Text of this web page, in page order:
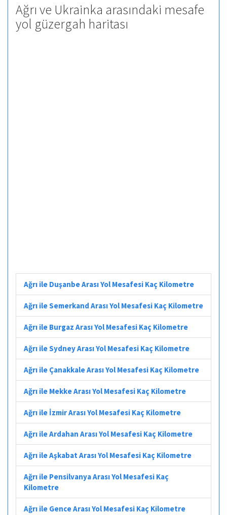
Ağrı ve Ukrainka arasındaki mesafe
yol güzergah haritası
Ağrı ile Duşanbe Arası Yol Mesafesi Kaç Kilometre
Ağrı ile Semerkand Arası Yol Mesafesi Kaç Kilometre
Ağrı ile Burgaz Arası Yol Mesafesi Kaç Kilometre
Ağrı ile Sydney Arası Yol Mesafesi Kaç Kilometre
Ağrı ile Çanakkale Arası Yol Mesafesi Kaç Kilometre
Ağrı ile Mekke Arası Yol Mesafesi Kaç Kilometre
Ağrı ile İzmir Arası Yol Mesafesi Kaç Kilometre
Ağrı ile Ardahan Arası Yol Mesafesi Kaç Kilometre
Ağrı ile Aşkabat Arası Yol Mesafesi Kaç Kilometre
Ağrı ile Pensilvanya Arası Yol Mesafesi Kaç
Kilometre
Ağrı ile Gence Arası Yol Mesafesi Kaç Kilometre